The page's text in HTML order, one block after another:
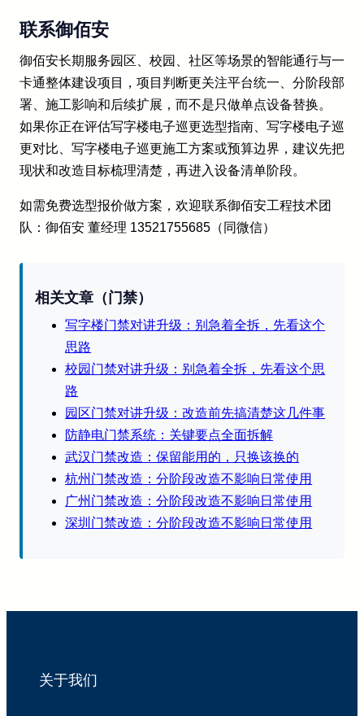
联系御佰安
御佰安长期服务园区、校园、社区等场景的智能通行与一
卡通整体建设项目，项目判断更关注平台统一、分阶段部
署、施工影响和后续扩展，而不是只做单点设备替换。
如果你正在评估写字楼电子巡更选型指南、写字楼电子巡
更对比、写字楼电子巡更施工方案或预算边界，建议先把
现状和改造目标梳理清楚，再进入设备清单阶段。
如需免费选型报价做方案，欢迎联系御佰安工程技术团
队：御佰安 董经理 13521755685（同微信）
相关文章（门禁）
写字楼门禁对讲升级：别急着全拆，先看这个
思路
校园门禁对讲升级：别急着全拆，先看这个思
路
园区门禁对讲升级：改造前先搞清楚这几件事
防静电门禁系统：关键要点全面拆解
武汉门禁改造：保留能用的，只换该换的
杭州门禁改造：分阶段改造不影响日常使用
广州门禁改造：分阶段改造不影响日常使用
深圳门禁改造：分阶段改造不影响日常使用
关于我们